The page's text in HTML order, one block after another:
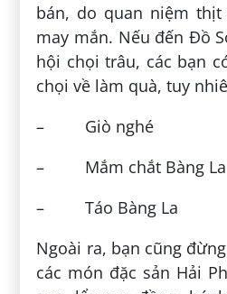
bán, do quan niệm
may mắn. Nếu đến Đồ
hội chọi trâu, các bạn
chọi về làm quà, tuy
– Giò nghé
– Mắm chắt Bàng La
– Táo Bàng La
Ngoài ra, bạn cũng
các món đặc sản Hải